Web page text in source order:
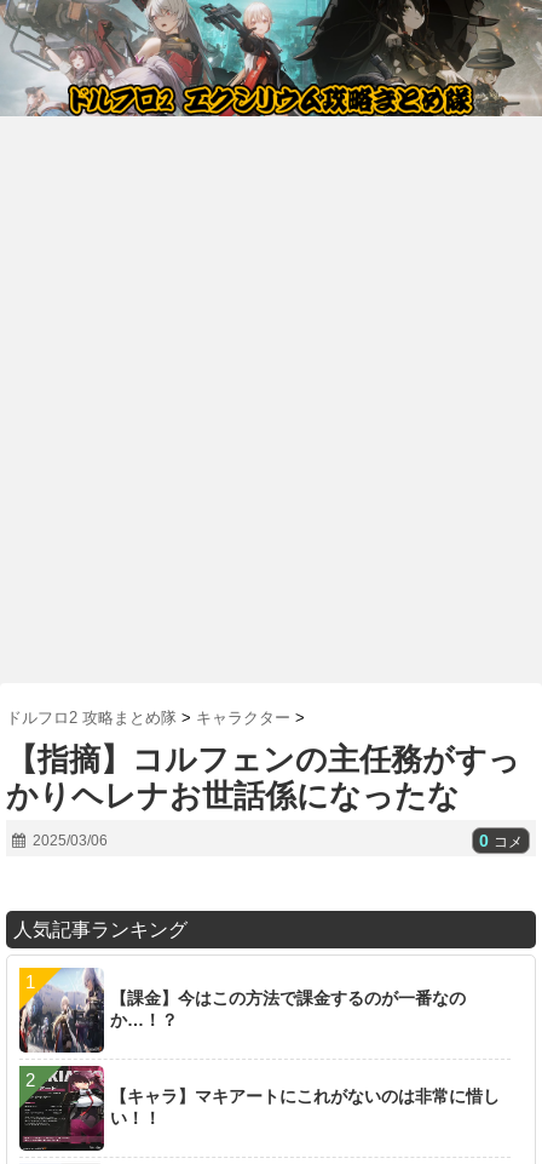
ドルフロ2 攻略まとめ隊 > キャラクター >
【指摘】コルフェンの主任務がすっ
かりヘレナお世話係になったな
2025/03/06 0 コメ
人気記事ランキング
【課金】今はこの方法で課金するのが一番なの
か…！？
【キャラ】マキアートにこれがないのは非常に惜し
い！！